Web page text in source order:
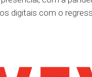
digitais com o